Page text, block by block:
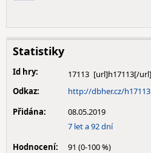
Statistiky
Id hry:
17113
Odkaz:
http://dbher.cz/h17113
Přidána:
08.05.2019
7 let a 92 dní
Hodnocení:
91 (0-100 %)